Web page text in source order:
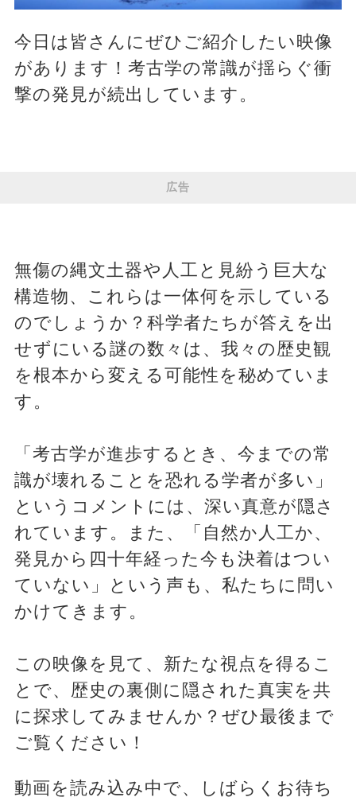
今日は皆さんにぜひご紹介したい映像
があります！考古学の常識が揺らぐ衝
撃の発見が続出しています。
広告
無傷の縄文土器や人工と見紛う巨大な
構造物、これらは一体何を示している
のでしょうか？科学者たちが答えを出
せずにいる謎の数々は、我々の歴史観
を根本から変える可能性を秘めていま
す。
「考古学が進歩するとき、今までの常
識が壊れることを恐れる学者が多い」
というコメントには、深い真意が隠さ
れています。また、「自然か人工か、
発見から四十年経った今も決着はつい
ていない」という声も、私たちに問い
かけてきます。
この映像を見て、新たな視点を得るこ
とで、歴史の裏側に隠された真実を共
に探求してみませんか？ぜひ最後まで
ご覧ください！
動画を読み込み中で、しばらくお待ち